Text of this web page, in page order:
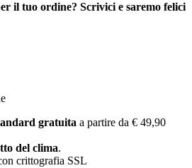
il tuo ordine? Scrivici e saremo felici
gratuita a partire da € 49,90
del clima.
crittografia SSL